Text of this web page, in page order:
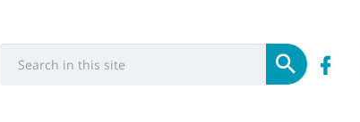
Université
Submit